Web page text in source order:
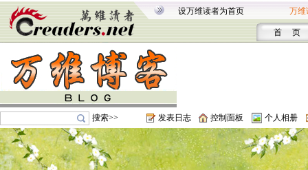
设万维读者为首页 万维
首 页
搜索>> 发表日志 控制面板 个人相册